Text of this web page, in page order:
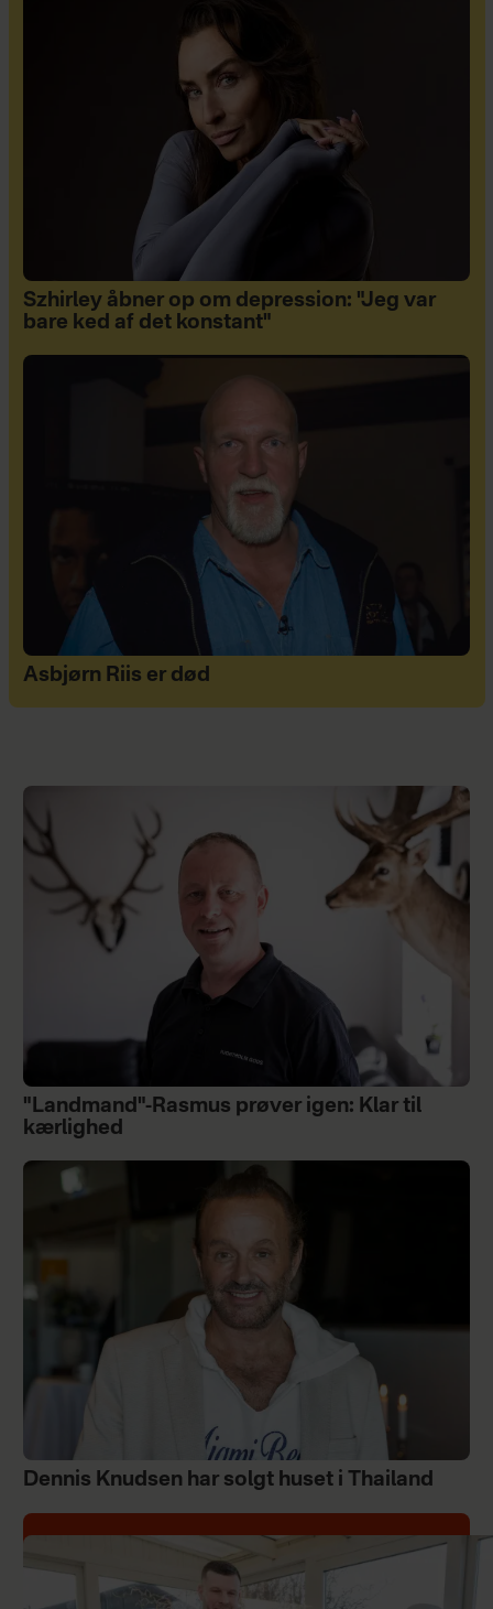
Szhirley åbner op om depression: "Jeg var
bare ked af det konstant"
Asbjørn Riis er død
"Landmand"-Rasmus prøver igen: Klar til
kærlighed
Dennis Knudsen har solgt huset i Thailand